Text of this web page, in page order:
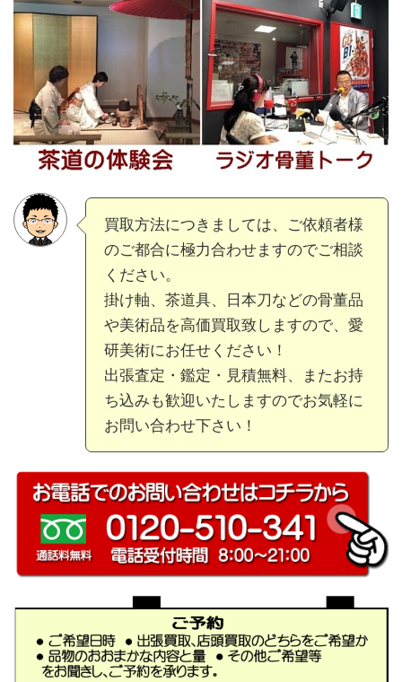
買取方法につきましては、ご依頼者様
のご都合に極力合わせますのでご相談
ください。
掛け軸、茶道具、日本刀などの骨董品
や美術品を高価買取致しますので、愛
研美術にお任せください！
出張査定・鑑定・見積無料、またお持
ち込みも歓迎いたしますのでお気軽に
お問い合わせ下さい！